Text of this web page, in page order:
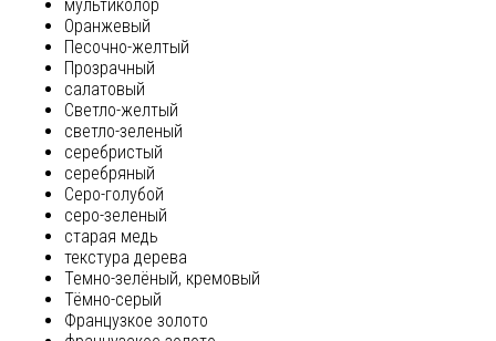
мультиколор
Оранжевый
Песочно-желтый
Прозрачный
салатовый
Светло-желтый
светло-зеленый
серебристый
серебряный
Серо-голубой
серо-зеленый
старая медь
текстура дерева
Темно-зелёный, кремовый
Тёмно-серый
Французкое золото